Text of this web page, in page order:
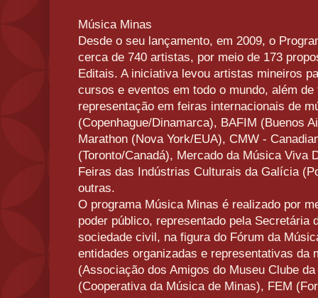
Música Minas
Desde o seu lançamento, em 2009, o
cerca de 740 artistas, por meio de 173
Editais. A iniciativa levou artistas mineiros
cursos e eventos em todo o mundo, além
representação em feiras internacionais de
(Copenhague/Dinamarca), BAFIM (Buenos
Marathon (Nova York/EUA), CMW -
(Toronto/Canadá), Mercado da Música Viva
Feiras das Indústrias Culturais da Galícia
outras.
O programa Música Minas é realizado por
poder público, representado pela Secretária
sociedade civil, na figura do Fórum da
entidades organizadas e representativas da
(Associação dos Amigos do Museu Clube
(Cooperativa da Música de Minas), FEM